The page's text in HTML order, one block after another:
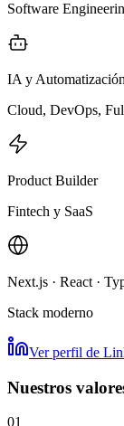
Software
IA y Automatización
Cloud, DevOps,
Product Builder
Fintech y SaaS
Next.js · React ·
Stack moderno
Ver perfil de
Nuestros
01